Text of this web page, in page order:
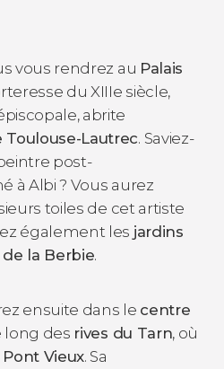
vous rendrez au Palais
du XIIIe siècle,
abrite
Toulouse-Lautrec. Saviez-
post-
à Albi ? Vous aurez
toiles de cet artiste
également les jardins
la Berbie.
ensuite dans le centre
long des rives du Tarn, où
Pont Vieux. Sa